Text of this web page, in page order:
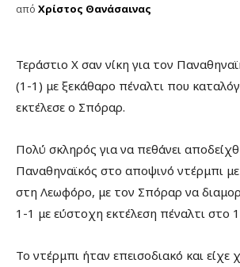
από Χρίστος Θανάσαινας
Τεράστιο Χ σαν νίκη για τον
(1-1) με ξεκάθαρο πέναλτι που
εκτέλεσε ο Σπόραρ.
Πολύ σκληρός για να πεθάνει
Παναθηναϊκός στο αποψινό ντέρμπι
στη Λεωφόρο, με τον Σπόραρ να
1-1 με εύστοχη εκτέλεση πέναλτι στο
Το ντέρμπι ήταν επεισοδιακό και είχε